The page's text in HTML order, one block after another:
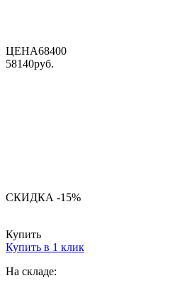
ЦЕНА68400
58140руб.
СКИДКА -15%
Купить
Купить в 1 клик
На складе: